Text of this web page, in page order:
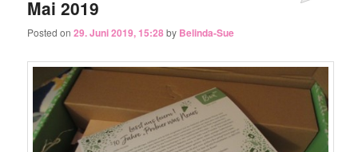
Mai 2019
Posted on29. Juni 2019, 15:28by Belinda-Sue